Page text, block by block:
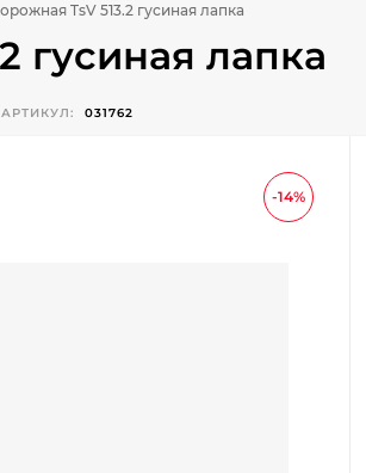
TsV 513.2 гусиная лапка
гусиная лапка
АРТИКУЛ: 031762
-14%